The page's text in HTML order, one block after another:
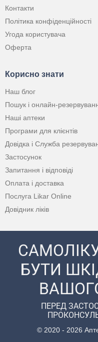
Контакти
Політика конфіденційності
Угода користувача
Оферта
Корисно знати
Наш блог
Пошук і онлайн-
Наші аптеки
Програми для клієнтів
Довідка і Служба
Застосунок
Запитання і відповіді
Оплата і доставка
Послуга Likar Online
Довідник ліків
БУТИ
ПЕРЕД
© 2020 - 2026